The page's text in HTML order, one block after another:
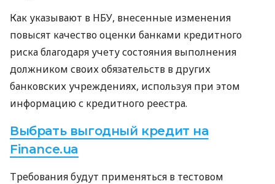
Как указывают в НБУ, внесенные изменения
повысят качество оценки банками кредитного
риска благодаря учету состояния выполнения
должником своих обязательств в других
банковских учреждениях, используя при этом
информацию с кредитного реестра.
Выбрать выгодный кредит на
Finance.ua
Требования будут применяться в тестовом